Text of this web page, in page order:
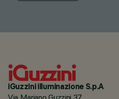
iGuzzini illuminazione S.p.A
Via Mariano Guzzini 37